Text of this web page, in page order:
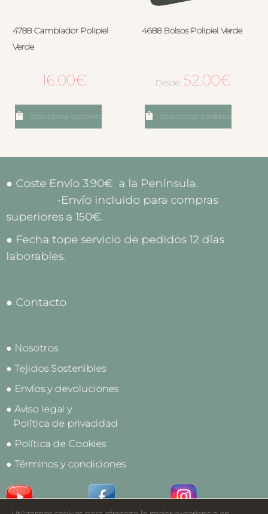
4788 Cambiador Polipiel
Verde
16.00€
Seleccionar opciones
4688 Bolsos Polipiel Verde
Desde:52.00€
Seleccionar opciones
● Coste Envío 3.90€ a la Península.
-Envío incluido para compras
superiores a 150€.
● Fecha tope servicio de pedidos 12 días
laborables.
● Contacto
● Nosotros
● Tejidos Sostenibles
● Envíos y devoluciones
● Aviso legal y
Política de privacidad
● Política de Cookies
● Términos y condiciones